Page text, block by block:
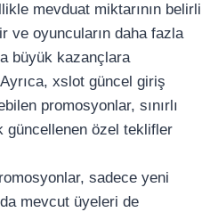
mevduat miktarının belirli
ve oyuncuların daha fazla
büyük kazançlara
xslot güncel giriş
promosyonlar, sınırlı
güncellenen özel teklifler
sadece yeni
mevcut üyeleri de